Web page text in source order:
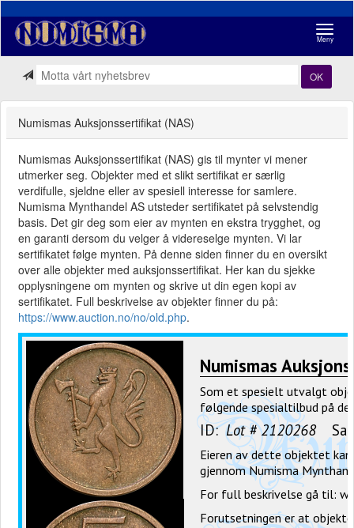
Meny
OK
Numismas Auksjonssertifikat (NAS)
Numismas Auksjonssertifikat (NAS) gis til mynter vi mener
utmerker seg. Objekter med et slikt sertifikat er særlig
verdifulle, sjeldne eller av spesiell interesse for samlere.
Numisma Mynthandel AS utsteder sertifikatet på selvstendig
basis. Det gir deg som eier av mynten en ekstra trygghet, og
en garanti dersom du velger å videreselge mynten. Vi lar
sertifikatet følge mynten. På denne siden finner du en oversikt
over alle objekter med auksjonssertifikat. Her kan du sjekke
opplysningene om mynten og skrive ut din egen kopi av
sertifikatet. Full beskrivelse av objekter finner du på:
https://www.auction.no/no/old.php.